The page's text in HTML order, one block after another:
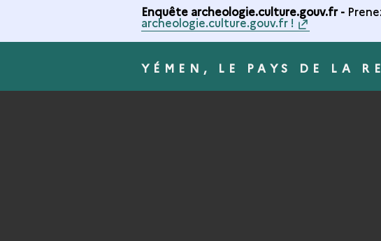
Enquête archeologie.culture.gouv.fr -
archeologie.culture.gouv.fr !
YÉMEN, LE PAYS DE LA